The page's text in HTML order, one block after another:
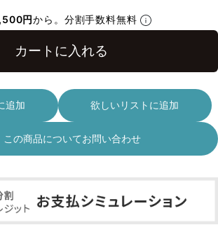
円から。分割手数料無料
カートに入れる
追加 欲しいリストに追加
この商品についてお問い合わせ